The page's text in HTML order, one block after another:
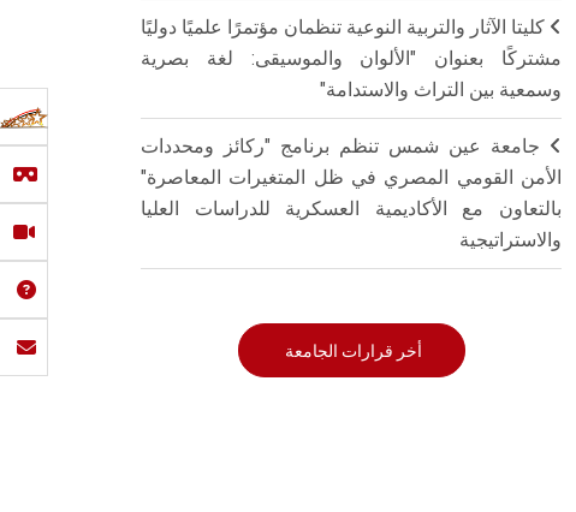
كليتا الآثار والتربية النوعية تنظمان مؤتمرًا علميًا دوليًا
مشتركًا بعنوان "الألوان والموسيقى: لغة بصرية
وسمعية بين التراث والاستدامة"
جامعة عين شمس تنظم برنامج "ركائز ومحددات
الأمن القومي المصري في ظل المتغيرات المعاصرة"
بالتعاون مع الأكاديمية العسكرية للدراسات العليا
والاستراتيجية
أخر قرارات الجامعة